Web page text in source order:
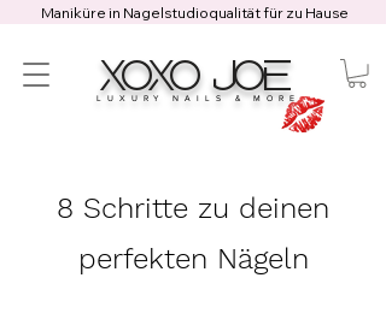
XOXO JOE
LUXURY NAILS & MORE
Maniküre in Nagelstudioqualität für zu Hause
8 Schritte zu deinen
perfekten Nägeln